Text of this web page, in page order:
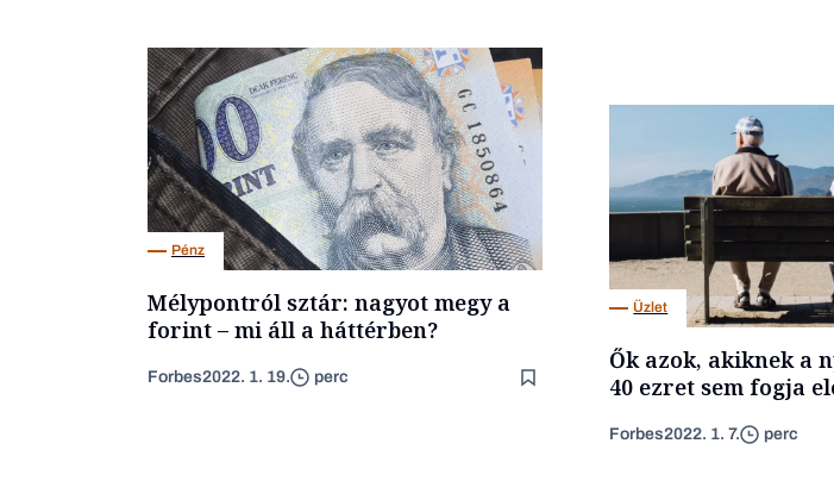
Pénz
Mélypontról sztár: nagyot megy a
forint – mi áll a háttérben?
Forbes2022. 1. 19. perc
Üzlet
Ők azok, akiknek a
40 ezret sem fogja
Forbes2022. 1. 7. perc